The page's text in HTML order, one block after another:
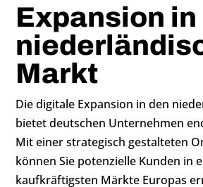
Expansion in
Markt
Die digitale Expansion in den
bietet deutschen Unternehmen
Mit einer strategisch gestalteten
können Sie potenzielle Kunden in
kaufkräftigsten Märkte Europas